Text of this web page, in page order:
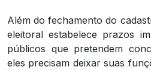
Além do fechamento do
eleitoral estabelece prazos
públicos que pretendem
eles precisam deixar suas